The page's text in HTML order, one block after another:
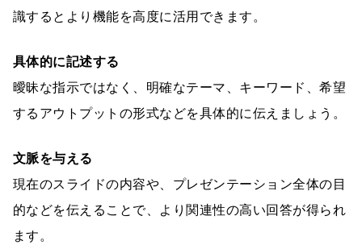
識するとより機能を高度に活用できます。
具体的に記述する
曖昧な指示ではなく、明確なテーマ、キーワード、希望
するアウトプットの形式などを具体的に伝えましょう。
文脈を与える
現在のスライドの内容や、プレゼンテーション全体の目
的などを伝えることで、より関連性の高い回答が得られ
ます。